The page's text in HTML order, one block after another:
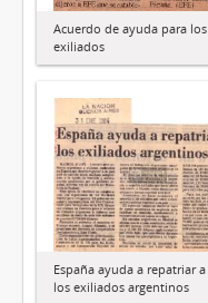
Acuerdo de ayuda para los
exiliados
España ayuda a repatriar a
los exiliados argentinos